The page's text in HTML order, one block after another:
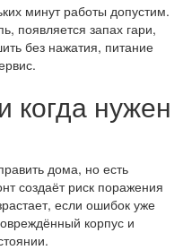
минут работы допустим.
появляется запах гари,
без нажатия, питание
когда нужен
дома, но есть
создаёт риск поражения
если ошибок уже
корпус и